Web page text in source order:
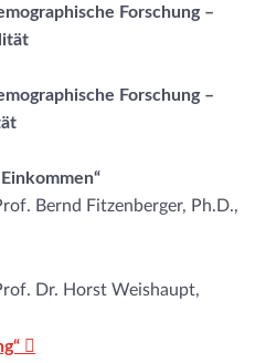
Forschung –
Forschung –
Bernd Fitzenberger, Ph.D.,
Dr. Horst Weishaupt,